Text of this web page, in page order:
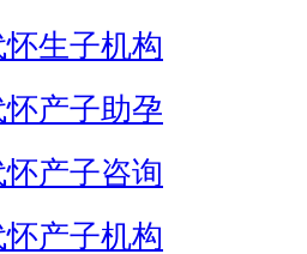
生子机构
产子助孕
产子咨询
产子机构